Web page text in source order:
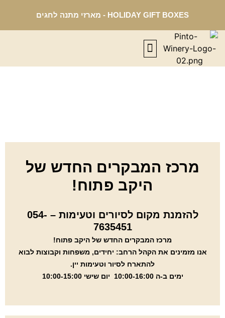
HOLIDAY GIFT BOXES - מארזי מתנה לחגים
מרכז המבקרים החדש של
היקב פתוח!
להזמנת מקום לסיורים וטעימות – 054-
7635451
מרכז המבקרים החדש של היקב פתוח!
אנו מזמינים את הקהל הרחב: יחידים, משפחות וקבוצות לבוא
להתארח לסיור וטעימות יין.
ימים ב-ה 10:00-16:00 יום שישי 10:00-15:00